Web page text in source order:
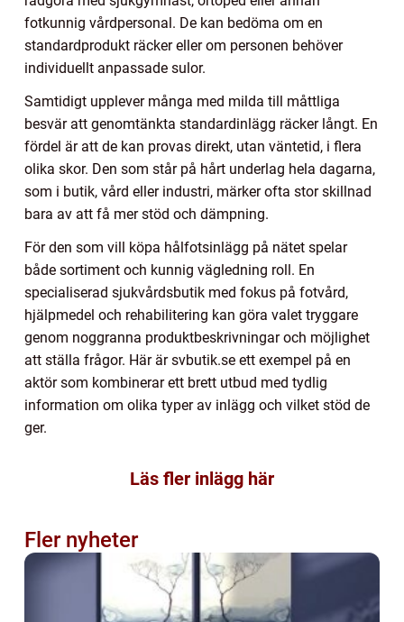
fotkunnig vårdpersonal. De kan bedöma om en
standardprodukt räcker eller om personen behöver
individuellt anpassade sulor.
Samtidigt upplever många med milda till måttliga
besvär att genomtänkta standardinlägg räcker långt. En
fördel är att de kan provas direkt, utan väntetid, i flera
olika skor. Den som står på hårt underlag hela dagarna,
som i butik, vård eller industri, märker ofta stor skillnad
bara av att få mer stöd och dämpning.
För den som vill köpa hålfotsinlägg på nätet spelar
både sortiment och kunnig vägledning roll. En
specialiserad sjukvårdsbutik med fokus på fotvård,
hjälpmedel och rehabilitering kan göra valet tryggare
genom noggranna produktbeskrivningar och möjlighet
att ställa frågor. Här är svbutik.se ett exempel på en
aktör som kombinerar ett brett utbud med tydlig
information om olika typer av inlägg och vilket stöd de
ger.
Läs fler inlägg här
Fler nyheter